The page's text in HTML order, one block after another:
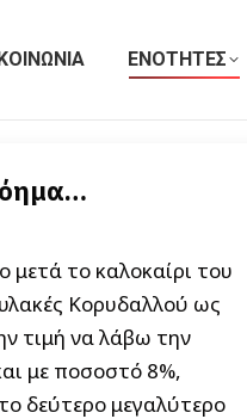
ΕΝΟΤΗΤΕΣ
μετά το καλοκαίρι του
Κορυδαλλού ως
τιμή να λάβω την
με ποσοστό 8%,
δεύτερο μεγαλύτερο